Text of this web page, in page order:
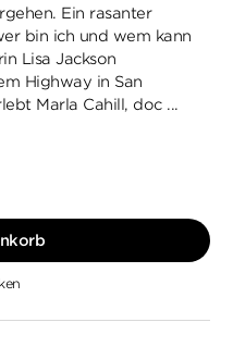
Ein rasanter
bin ich und wem kann
Lisa Jackson
Highway in San
Marla Cahill, doc ...